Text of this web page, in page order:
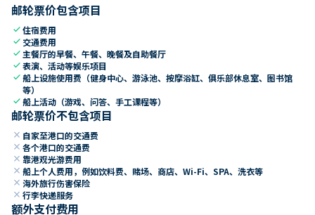
邮轮票价包含项目
check住宿费用
check 交通费用
check 主餐厅的早餐、午餐、晚餐及自助餐厅
check表演、活动等娱乐项目
check船上设施使用费（健身中心、游泳池、按摩浴缸、俱乐部休息室、图书馆
等）
check船上活动（游戏、问答、手工课程等）
邮轮票价不包含项目
close 自家至港口的交通费
close 各个港口的交通费
close 靠港观光游费用
close 船上个人费用，例如饮料费、赌场、商店、Wi-Fi、SPA、洗衣等
close 海外旅行伤害保险
close 行李快递服务
额外支付费用